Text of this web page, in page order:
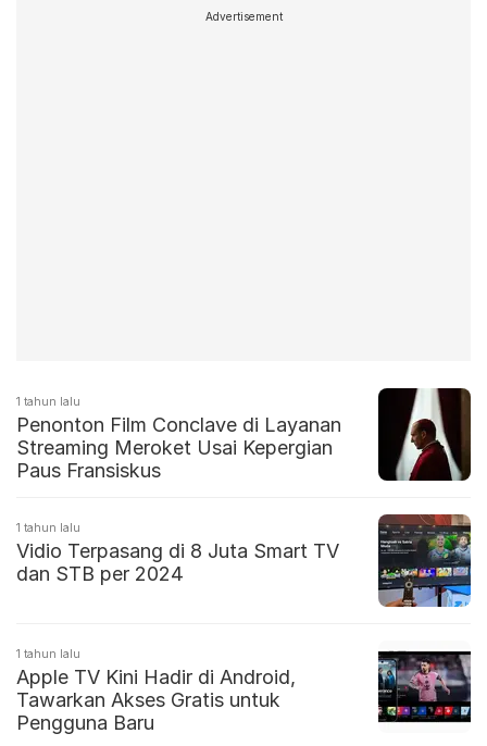
Advertisement
1 tahun lalu
Penonton Film Conclave di Layanan
Streaming Meroket Usai Kepergian
Paus Fransiskus
1 tahun lalu
Vidio Terpasang di 8 Juta Smart TV
dan STB per 2024
1 tahun lalu
Apple TV Kini Hadir di Android,
Tawarkan Akses Gratis untuk
Pengguna Baru